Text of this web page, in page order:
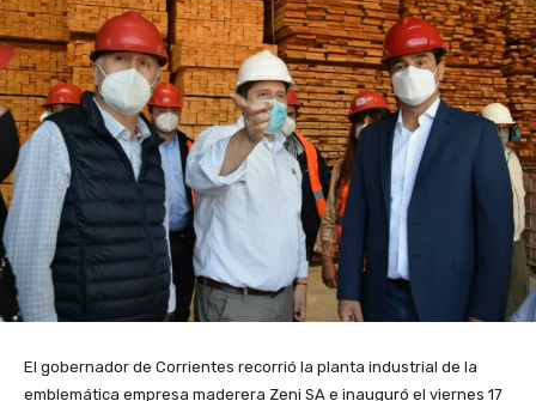
El gobernador de Corrientes recorrió la planta industrial de la
emblemática empresa maderera Zeni SA e inauguró el viernes 17